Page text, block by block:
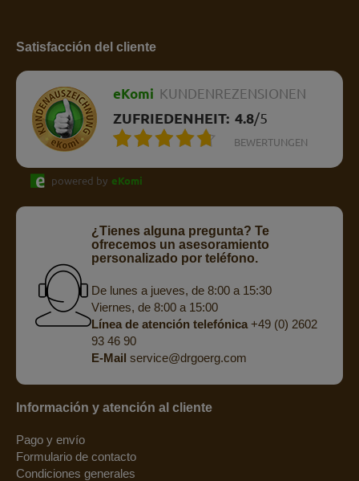
Satisfacción del cliente
eKomi KUNDENREZENSIONEN
ZUFRIEDENHEIT: 4.8/5
BEWERTUNGEN
powered by eKomi
¿Tienes alguna pregunta? Te
ofrecemos un asesoramiento
personalizado por teléfono.
De lunes a jueves, de 8:00 a 15:30
Viernes, de 8:00 a 15:00
Línea de atención telefónica+49 (0) 2602
93 46 90
E-Mail service@drgoerg.com
Información y atención al cliente
Pago y envío
Formulario de contacto
Condiciones generales